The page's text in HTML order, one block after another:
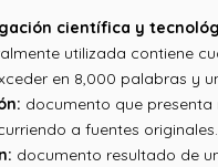
científica y
utilizada contiene
en 8,000 palabras y
documento que
a fuentes originales.
documento resultado de